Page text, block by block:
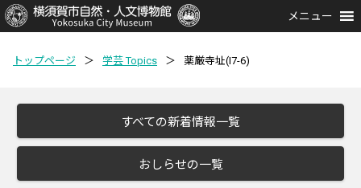
メニュー
トップページ ＞ 学芸 Topics ＞ 薬厳寺址(I7-6)
すべての新着情報一覧
おしらせの一覧